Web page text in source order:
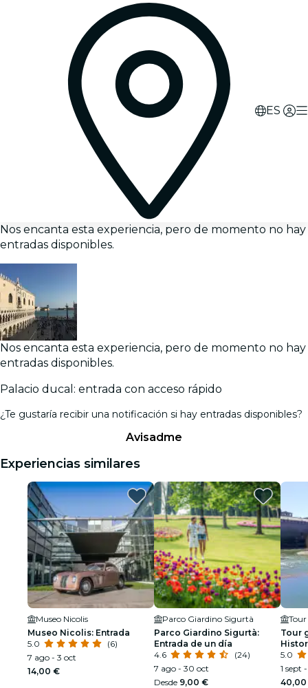
ES
Nos encanta esta experiencia, pero de momento no hay
entradas disponibles.
Nos encanta esta experiencia, pero de momento no hay
entradas disponibles.
Palacio ducal: entrada con acceso rápido
¿Te gustaría recibir una notificación si hay entradas disponibles?
Avisadme
Experiencias similares
Museo Nicolis
Museo Nicolis: Entrada
5.0
(6)
7 ago - 3 oct
14,00 €
Parco Giardino Sigurtà
Parco Giardino Sigurtà:
Entrada de un día
4.6
(24)
7 ago - 30 oct
Desde 9,00 €
Tour
5.0
1 sept